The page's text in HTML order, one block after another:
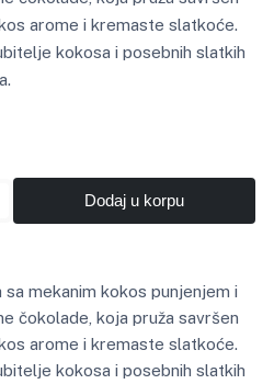
arome i kremaste slatkoće.
kokosa i posebnih slatkih
Dodaj u korpu
sa mekanim kokos punjenjem i
čokolade, koja pruža savršen
arome i kremaste slatkoće.
kokosa i posebnih slatkih